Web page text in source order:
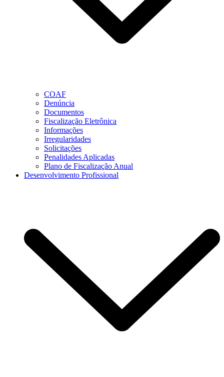
COAF
Denúncia
Documentos
Fiscalização Eletrônica
Informações
Irregularidades
Solicitações
Penalidades Aplicadas
Plano de Fiscalização Anual
Desenvolvimento Profissional